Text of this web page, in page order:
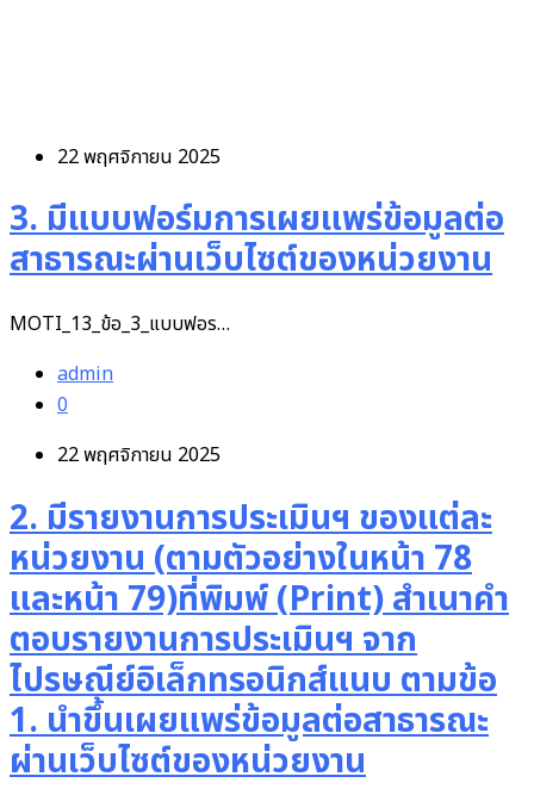
22 พฤศจิกายน 2025
3. มีแบบฟอร์มการเผยแพร่ข้อมูลต่อ
สาธารณะผ่านเว็บไซต์ของหน่วยงาน
MOTI_13_ข้อ_3_แบบฟอร…
admin
0
22 พฤศจิกายน 2025
2. มีรายงานการประเมินฯ ของแต่ละ
หน่วยงาน (ตามตัวอย่างในหน้า 78
และหน้า 79)ที่พิมพ์ (Print) สำเนาคำ
ตอบรายงานการประเมินฯ จาก
ไปรษณีย์อิเล็กทรอนิกส์แนบ ตามข้อ
1. นำขึ้นเผยแพร่ข้อมูลต่อสาธารณะ
ผ่านเว็บไซต์ของหน่วยงาน